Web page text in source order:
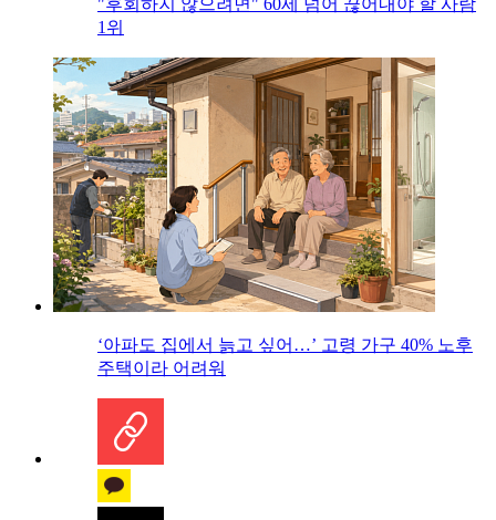
"후회하지 않으려면" 60세 넘어 끊어내야 할 사람
1위
‘아파도 집에서 늙고 싶어…’ 고령 가구 40% 노후
주택이라 어려워